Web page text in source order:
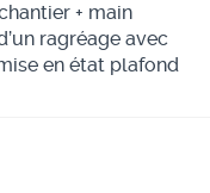
+ main
ragréage avec
en état plafond